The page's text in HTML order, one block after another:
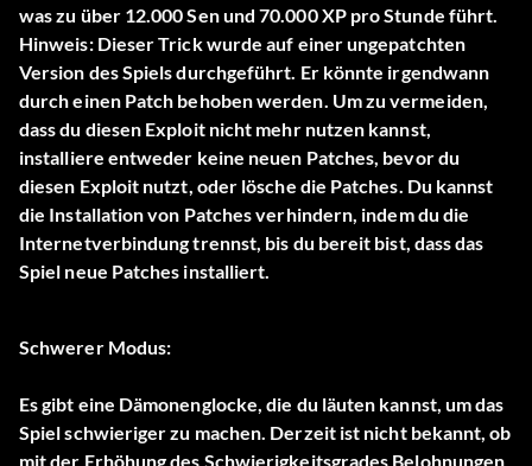
was zu über 12.000 Sen und 70.000 XP pro Stunde führt.
Hinweis: Dieser Trick wurde auf einer ungepatchten
Version des Spiels durchgeführt. Er könnte irgendwann
durch einen Patch behoben werden. Um zu vermeiden,
dass du diesen Exploit nicht mehr nutzen kannst,
installiere entweder keine neuen Patches, bevor du
diesen Exploit nutzt, oder lösche die Patches. Du kannst
die Installation von Patches verhindern, indem du die
Internetverbindung trennst, bis du bereit bist, dass das
Spiel neue Patches installiert.
Schwerer Modus:
Es gibt eine Dämonenglocke, die du läuten kannst, um das
Spiel schwieriger zu machen. Derzeit ist nicht bekannt, ob
mit der Erhöhung des Schwierigkeitsgrades Belohnungen